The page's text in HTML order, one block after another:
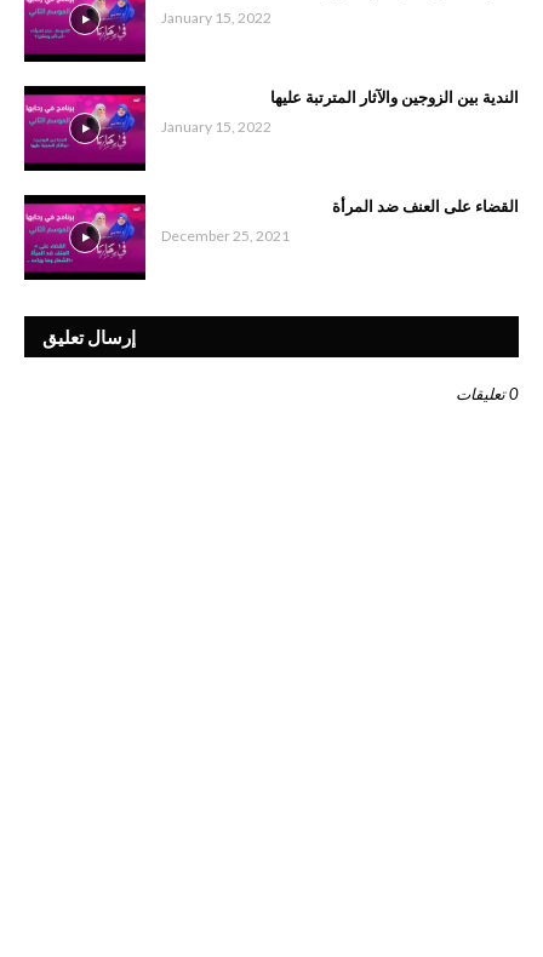
January 15, 2022
الندية بين الزوجين والآثار المترتبة عليها
January 15, 2022
القضاء على العنف ضد المرأة
December 25, 2021
إرسال تعليق
0 تعليقات